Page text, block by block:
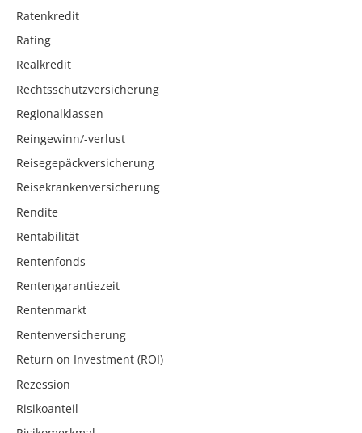
Ratenkredit
Rating
Realkredit
Rechtsschutzversicherung
Regionalklassen
Reingewinn/-verlust
Reisegepäckversicherung
Reisekrankenversicherung
Rendite
Rentabilität
Rentenfonds
Rentengarantiezeit
Rentenmarkt
Rentenversicherung
Return on Investment (ROI)
Rezession
Risikoanteil